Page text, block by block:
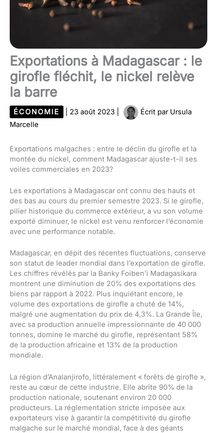
Exportations à Madagascar : le
girofle fléchit, le nickel relève
la barre
ÉCONOMIE 23 août 2023 Écrit par Ursula
Marcelle
Exportations malgaches : entre le déclin du girofle et la
montée du nickel, comment Madagascar ajuste-t-il ses
voiles commerciales en 2023?
Les exportations à Madagascar ont connu des hauts et
des bas au cours du premier semestre 2023. Si le girofle,
pilier historique du commerce extérieur, a vu son volume
exporté diminuer, le nickel est venu renforcer l’économie
avec une performance notable.
Madagascar, en dépit des récentes fluctuations, conserve
son statut de leader mondial dans l’exportation de girofle.
Les chiffres révélés par la Banky Foiben’i Madagasikara
montrent une diminution de 20% des exportations des
biens par rapport à 2022. Plus inquiétant encore, le
volume des exportations de girofle a chuté de 14%,
malgré une augmentation du prix de 4,3%. La Grande Île,
avec sa production annuelle impressionnante de 40 000
tonnes, domine le marché du girofle, représentant 58%
de la production africaine et 13% de la production
mondiale.
La région d’Analanjirofo, littéralement « forêts de girofle »,
reste au cœur de cette industrie. Elle abrite 90% de la
production nationale, soutenant environ 20 000
producteurs. La réglementation stricte imposée aux
exportateurs vise à garantir la compétitivité du girofle
malgache sur le marché mondial, face à des géants